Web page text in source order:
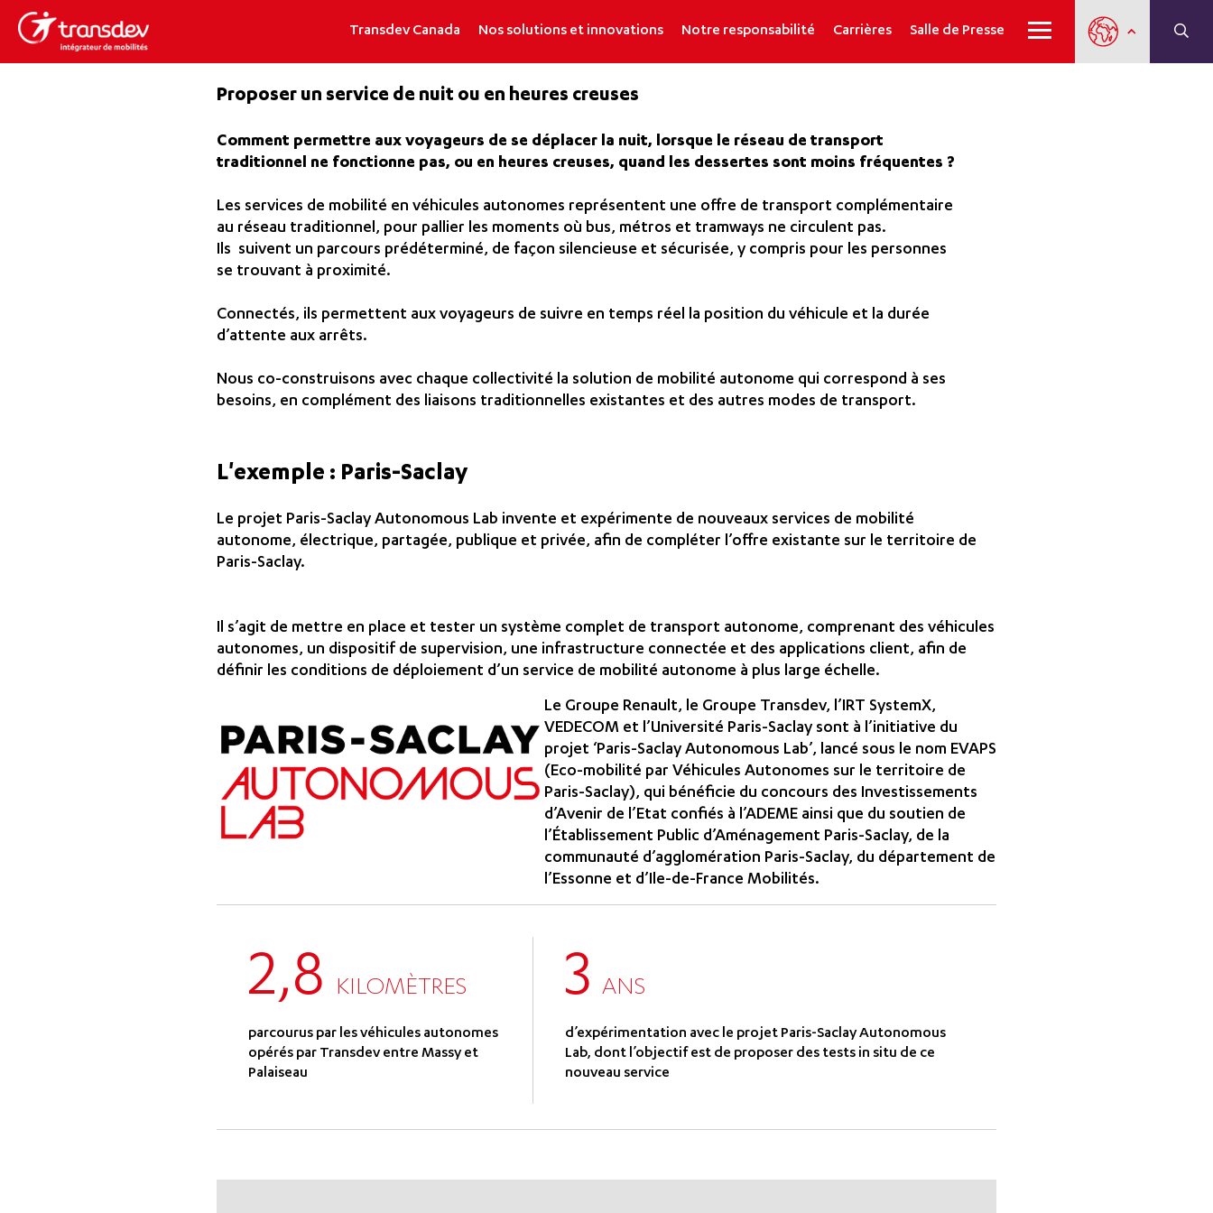
Transdev Canada Nos solutions et innovations Notre responsabilité Carrières Salle de Presse
Proposer un service de nuit ou en heures creuses
Comment permettre aux voyageurs de se déplacer la nuit, lorsque le réseau de transport
traditionnel ne fonctionne pas, ou en heures creuses, quand les dessertes sont moins fréquentes ?
Les services de mobilité en véhicules autonomes représentent une offre de transport complémentaire
au réseau traditionnel, pour pallier les moments où bus, métros et tramways ne circulent pas.
Ils suivent un parcours prédéterminé, de façon silencieuse et sécurisée, y compris pour les personnes
se trouvant à proximité.
Connectés, ils permettent aux voyageurs de suivre en temps réel la position du véhicule et la durée
d’attente aux arrêts.
Nous co-construisons avec chaque collectivité la solution de mobilité autonome qui correspond à ses
besoins, en complément des liaisons traditionnelles existantes et des autres modes de transport.
L'exemple : Paris-Saclay
Le projet Paris-Saclay Autonomous Lab invente et expérimente de nouveaux services de mobilité
autonome, électrique, partagée, publique et privée, afin de compléter l’offre existante sur le territoire de
Paris-Saclay.
Il s’agit de mettre en place et tester un système complet de transport autonome, comprenant des véhicules
autonomes, un dispositif de supervision, une infrastructure connectée et des applications client, afin de
définir les conditions de déploiement d’un service de mobilité autonome à plus large échelle.
Le Groupe Renault, le Groupe Transdev, l’IRT SystemX,
VEDECOM et l’Université Paris-Saclay sont à l’initiative du
projet ‘Paris-Saclay Autonomous Lab’, lancé sous le nom EVAPS
(Eco-mobilité par Véhicules Autonomes sur le territoire de
Paris-Saclay), qui bénéficie du concours des Investissements
d’Avenir de l’Etat confiés à l’ADEME ainsi que du soutien de
l’Établissement Public d’Aménagement Paris-Saclay, de la
communauté d’agglomération Paris-Saclay, du département de
l’Essonne et d’Ile-de-France Mobilités.
2,8 KILOMÈTRES
parcourus par les véhicules autonomes
opérés par Transdev entre Massy et
Palaiseau
3 ANS
d’expérimentation avec le projet Paris-Saclay Autonomous
Lab, dont l’objectif est de proposer des tests in situ de ce
nouveau service